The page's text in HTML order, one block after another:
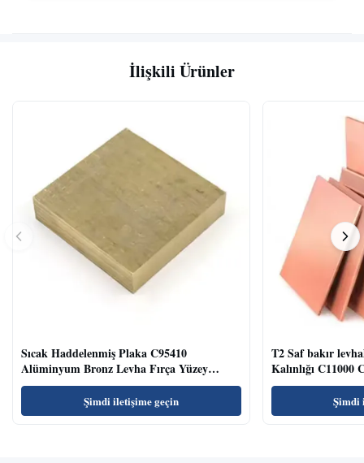
İlişkili Ürünler
Sıcak Haddelenmiş Plaka C95410
Alüminyum Bronz Levha Fırça Yüzey
Dekorasyon Sanayi
Şimdi iletişime geçin
T2 Saf bakır
Kalınlığı C11000
Şimdi